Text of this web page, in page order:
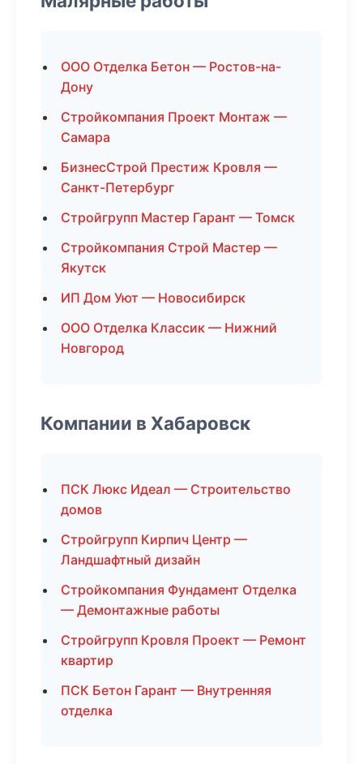
ООО Отделка Бетон — Ростов-на-
Дону
Стройкомпания Проект Монтаж —
Самара
БизнесСтрой Престиж Кровля —
Санкт-Петербург
Стройгрупп Мастер Гарант — Томск
Стройкомпания Строй Мастер —
Якутск
ИП Дом Уют — Новосибирск
ООО Отделка Классик — Нижний
Новгород
Компании в Хабаровск
ПСК Люкс Идеал — Строительство
домов
Стройгрупп Кирпич Центр —
Ландшафтный дизайн
Стройкомпания Фундамент Отделка
— Демонтажные работы
Стройгрупп Кровля Проект — Ремонт
квартир
ПСК Бетон Гарант — Внутренняя
отделка